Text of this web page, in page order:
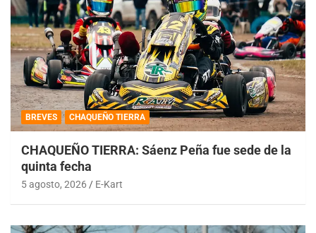
BREVES CHAQUEÑO TIERRA
CHAQUEÑO TIERRA: Sáenz Peña fue sede de la
quinta fecha
5 agosto, 2026 E-Kart